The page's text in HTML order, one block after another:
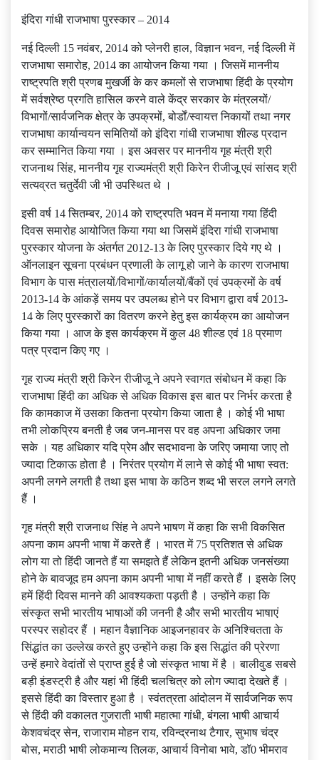
इंदिरा गांधी राजभाषा पुरस्कार – 2014
नई दिल्ली 15 नवंबर, 2014 को प्‍लेनरी हाल, विज्ञान भवन, नई दिल्ली में
राजभाषा समारोह, 2014 का आयोजन किया गया । जिसमें माननीय
राष्‍ट्रपति श्री प्रणब मुखर्जी के कर कमलों से राजभाषा हिंदी के प्रयोग
में सर्वश्रेष्ठ प्रगति हासिल करने वाले केंद्र सरकार के मंत्रलयों/
विभागों/सार्वजनिक क्षेत्र के उपक्रमों, बोर्डों/स्वायत्त निकायों तथा नगर
राजभाषा कार्यान्वयन समितियों को इंदिरा गांधी राजभाषा शील्ड प्रदान
कर सम्मानित किया गया । इस अवसर पर माननीय गृह मंत्री श्री
राजनाथ सिंह, माननीय गृह राज्‍यमंत्री श्री किरेन रीजीजू एवं सांसद श्री
सत्‍यव्रत चतुर्देवी जी भी उपस्‍थित थे ।
इसी वर्ष 14 सितम्बर, 2014 को राष्ट्रपति भवन में मनाया गया हिंदी
दिवस समारोह आयोजित किया गया था जिसमें इंदिरा गांधी राजभाषा
पुरस्कार योजना के अंतर्गत 2012-13 के लिए पुरस्कार दिये गए थे ।
ऑनलाइन सूचना प्रबंधन प्रणाली के लागू हो जाने के कारण राजभाषा
विभाग के पास मंत्रालयों/विभागों/कार्यालयों/बैंकों एवं उपक्रमों के वर्ष
2013-14 के आंकड़ें समय पर उपलब्ध होने पर विभाग द्वारा वर्ष 2013-
14 के लिए पुरस्कारों का वितरण करने हेतु इस कार्यक्रम का आयोजन
किया गया । आज के इस कार्यक्रम में कुल 48 शील्ड एवं 18 प्रमाण
पत्र प्रदान किए गए ।
गृह राज्‍य मंत्री श्री किरेन रीजीजू ने अपने स्‍वागत संबोधन में कहा कि
राजभाषा हिंदी का अधिक से अधिक विकास इस बात पर निर्भर करता है
कि कामकाज में उसका कितना प्रयोग किया जाता है । कोई भी भाषा
तभी लोकप्रिय बनती है जब जन-मानस पर वह अपना अधिकार जमा
सके । यह अधिकार यदि प्रेम और सदभावना के जरिए जमाया जाए तो
ज्‍यादा टिकाऊ होता है । निरंतर प्रयोग में लाने से कोई भी भाषा स्‍वत:
अपनी लगने लगती है तथा इस भाषा के कठिन शब्‍द भी सरल लगने लगते
हैं ।
गृह मंत्री श्री राजनाथ सिंह ने अपने भाषण में कहा कि सभी विकसित
अपना काम अपनी भाषा में करते हैं । भारत में 75 प्रतिशत से अधिक
लोग या तो हिंदी जानते हैं या समझते हैं लेकिन इतनी अधिक जनसंख्‍या
होने के बावजूद हम अपना काम अपनी भाषा में नहीं करते हैं । इसके लिए
हमें हिंदी दिवस मानने की आवश्‍यकता पड़ती है । उन्‍होंने कहा कि
संस्‍कृत सभी भारतीय भाषाओं की जननी है और सभी भारतीय भाषाएं
परस्‍पर सहोदर हैं । महान वैज्ञानिक आइजनहावर के अनिश्‍चितता के
सिंद्धांत का उल्‍लेख करते हुए उन्‍होंने कहा कि इस सिद्धांत की प्रेरणा
उन्‍हें हमारे वेदांतों से प्राप्‍त हुई है जो संस्‍कृत भाषा में है । बालीवुड सबसे
बड़ी इंडस्‍ट्री है और यहां भी हिंदी चलचित्र को लोग ज्‍यादा देखते हैं ।
इससे हिंदी का विस्‍तार हुआ है । स्‍वंतत्रता आंदोलन में सार्वजनिक रूप
से हिंदी की वकालत गुजराती भाषी महात्‍मा गांधी, बंगला भाषी आचार्य
केशवचंद्र सेन, राजाराम मोहन राय, रविन्‍द्रनाथ टैगार, सुभाष चंद्र
बोस, मराठी भाषी लोकमान्‍य तिलक, आचार्य विनोबा भावे, डॉ0 भीमराव